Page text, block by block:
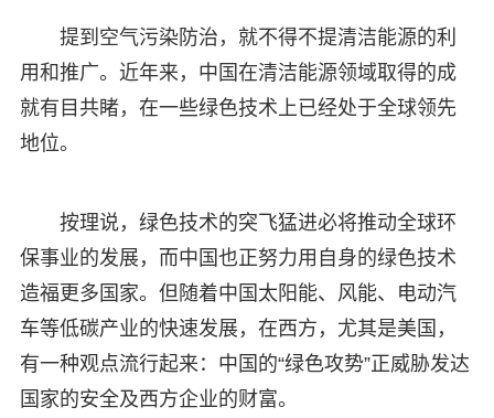
提到空气污染防治，就不得不提清洁能源的利
用和推广。近年来，中国在清洁能源领域取得的成
就有目共睹，在一些绿色技术上已经处于全球领先
地位。
按理说，绿色技术的突飞猛进必将推动全球环
保事业的发展，而中国也正努力用自身的绿色技术
造福更多国家。但随着中国太阳能、风能、电动汽
车等低碳产业的快速发展，在西方，尤其是美国，
有一种观点流行起来：中国的“绿色攻势”正威胁发达
国家的安全及西方企业的财富。